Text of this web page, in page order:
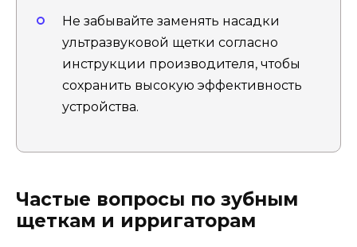
Не забывайте заменять насадки
ультразвуковой щетки согласно
инструкции производителя, чтобы
сохранить высокую эффективность
устройства.
Частые вопросы по зубным
щеткам и ирригаторам